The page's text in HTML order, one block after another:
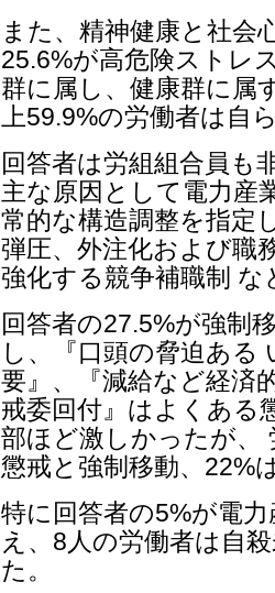
また、精神健康と社会
25.6%が高危険ストレ
群に属し、健康群に属
上59.9%の労働者は自
回答者は労組組合員も
主な原因として電力産
常的な構造調整を指定
弾圧、外注化および職
強化する競争補職制
回答者の27.5%が強制
し、『口頭の脅迫ある
要』、『減給など経済
戒委回付』はよくある
部ほど激しかったが、
懲戒と強制移動、22%
特に回答者の5%が電
え、8人の労働者は自
た。